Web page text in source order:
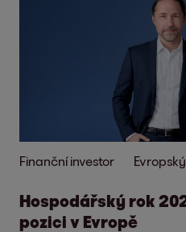
Finanční investor Evropský
Hospodářský rok
pozici v Evropě